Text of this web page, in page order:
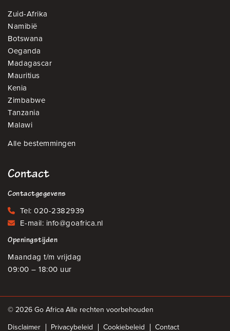
Zuid-Afrika
Namibië
Botswana
Oeganda
Madagascar
Mauritius
Kenia
Zimbabwe
Tanzania
Malawi
Alle bestemmingen
Contact
Contactgegevens
Tel: 020-2382939
E-mail: info@goafrica.nl
Openingstijden
Maandag t/m vrijdag
09:00 – 18:00 uur
© 2026 Go Africa Alle rechten voorbehouden
Disclaimer
Privacybeleid Cookiebeleid Contact